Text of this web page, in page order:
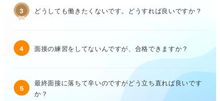
3 どうしても働きたくないです。どうすれば良いですか？
4 面接の練習をしてないんですが、合格できますか？
5
最終面接に落ちて辛いのですがどう立ち直れば良いです
か？